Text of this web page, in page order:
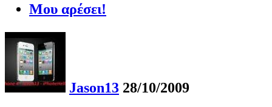
Μου αρέσει!
Jason13 28/10/2009